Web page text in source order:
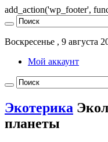
add_action('wp_footer',
Воскресенье , 9 августа
Мой аккаунт
Экотерика
планеты